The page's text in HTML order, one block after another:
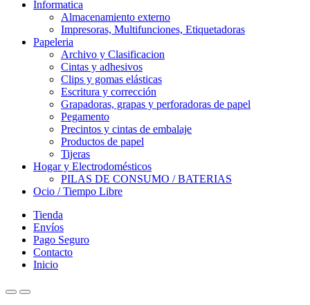
Informatica
Almacenamiento externo
Impresoras, Multifunciones, Etiquetadoras
Papeleria
Archivo y Clasificacion
Cintas y adhesivos
Clips y gomas elásticas
Escritura y corrección
Grapadoras, grapas y perforadoras de papel
Pegamento
Precintos y cintas de embalaje
Productos de papel
Tijeras
Hogar y Electrodomésticos
PILAS DE CONSUMO / BATERIAS
Ocio / Tiempo Libre
Tienda
Envíos
Pago Seguro
Contacto
Inicio